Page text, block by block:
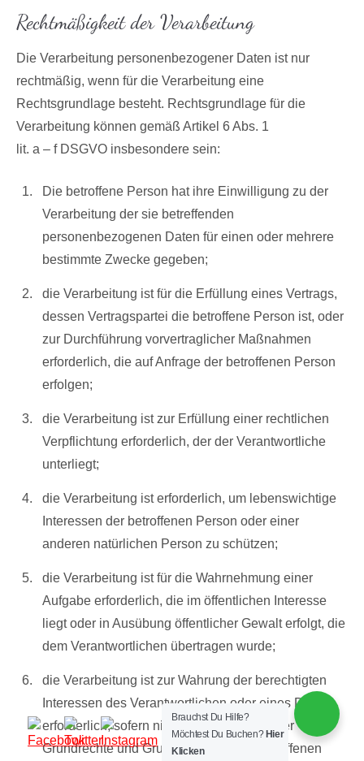
Rechtmäßigkeit der Verarbeitung
Die Verarbeitung personenbezogener Daten ist nur
rechtmäßig, wenn für die Verarbeitung eine
Rechtsgrundlage besteht. Rechtsgrundlage für die
Verarbeitung können gemäß Artikel 6 Abs. 1
lit. a – f DSGVO insbesondere sein:
Die betroffene Person hat ihre Einwilligung zu der
Verarbeitung der sie betreffenden
personenbezogenen Daten für einen oder mehrere
bestimmte Zwecke gegeben;
die Verarbeitung ist für die Erfüllung eines Vertrags,
dessen Vertragspartei die betroffene Person ist, oder
zur Durchführung vorvertraglicher Maßnahmen
erforderlich, die auf Anfrage der betroffenen Person
erfolgen;
die Verarbeitung ist zur Erfüllung einer rechtlichen
Verpflichtung erforderlich, der der Verantwortliche
unterliegt;
die Verarbeitung ist erforderlich, um lebenswichtige
Interessen der betroffenen Person oder einer
anderen natürlichen Person zu schützen;
die Verarbeitung ist für die Wahrnehmung einer
Aufgabe erforderlich, die im öffentlichen Interesse
liegt oder in Ausübung öffentlicher Gewalt erfolgt, die
dem Verantwortlichen übertragen wurde;
die Verarbeitung ist zur Wahrung der berechtigten
Interessen des Verantwortlichen oder eines Dritten
erforderlich, sofern nicht die Interessen oder
Grundrechte und Grundfreiheiten der betroffenen
Brauchst Du Hilfe?
Möchtest Du Buchen? Hier
Klicken